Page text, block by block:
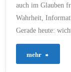
TAG DER
WAHRHEIT
28.
auch im Glauben
Wahrheit,
Gerade heute:
mehr